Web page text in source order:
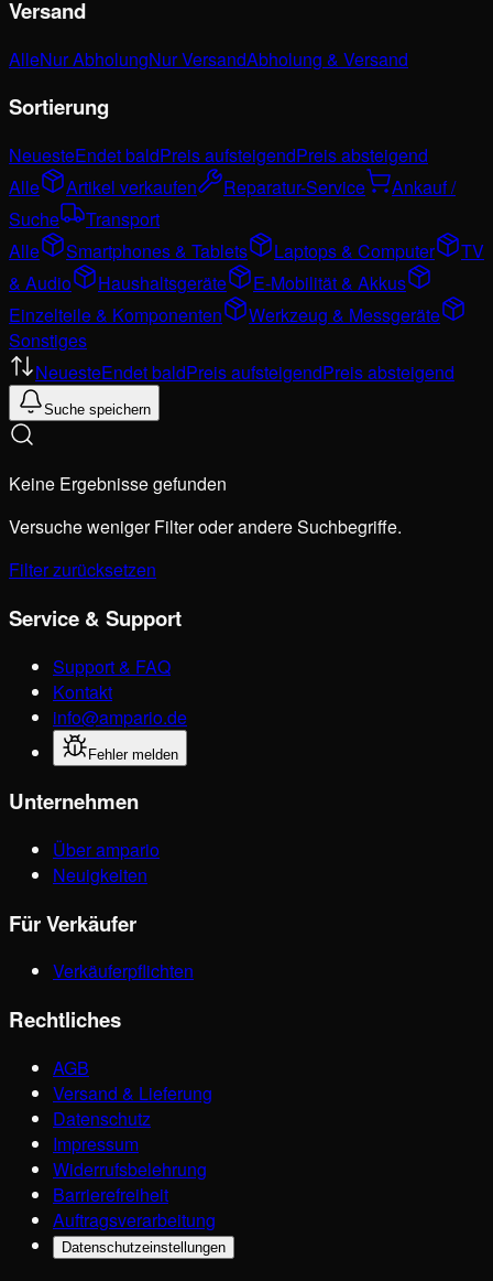
Versand
AlleNur AbholungNur VersandAbholung & Versand
Sortierung
NeuesteEndet baldPreis aufsteigendPreis absteigend
Alle
Artikel verkaufen Reparatur-Service
Ankauf /
Suche
Transport
Alle
Smartphones & Tablets Laptops & Computer
TV
& Audio
Haushaltsgeräte
E-Mobilität & Akkus
Einzelteile & Komponenten
Werkzeug & Messgeräte
Sonstiges
NeuesteEndet baldPreis aufsteigendPreis absteigend
Suche speichern
Keine Ergebnisse gefunden
Versuche weniger Filter oder andere Suchbegriffe.
Filter zurücksetzen
Service & Support
Support & FAQ
Kontakt
info@ampario.de
Fehler melden
Unternehmen
Über ampario
Neuigkeiten
Für Verkäufer
Verkäuferpflichten
Rechtliches
AGB
Versand & Lieferung
Datenschutz
Impressum
Widerrufsbelehrung
Barrierefreiheit
Auftragsverarbeitung
Datenschutzeinstellungen